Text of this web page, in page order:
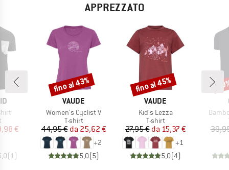
APPREZZATO
di prodotti
ridotto
€
(1)
MARCHIO
VAUDE
Articolo
Women's Cyclist V
Gruppo di prodotti
T-shirt
Prezzo
44,95 € Prezzo ridotto
da 25,62 €
+2
5,0(5)
Sconto
fino al 43%
MARCHIO
VAUDE
Articolo
Kid's Lezza
Gruppo di prodotti
T-shirt
Prezzo
27,95 € Prezzo ridotto
da 15,37 €
+1
5,0(4)
Sconto
fino al 45%